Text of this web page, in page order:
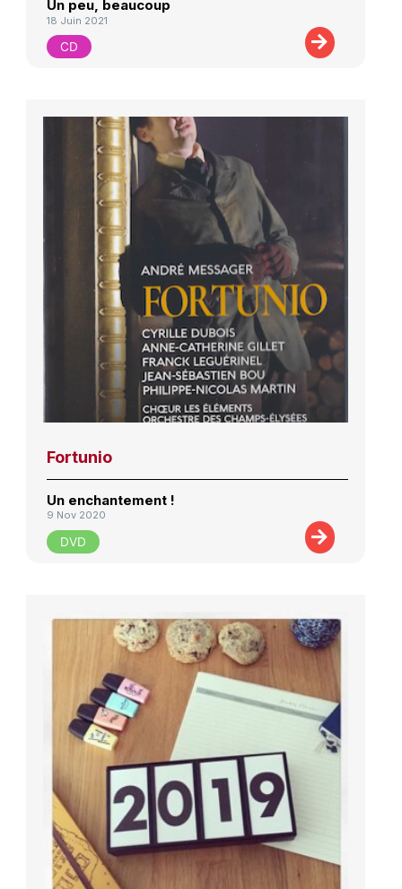
Un peu, beaucoup
18 Juin 2021
CD
Fortunio
Un enchantement !
9 Nov 2020
DVD